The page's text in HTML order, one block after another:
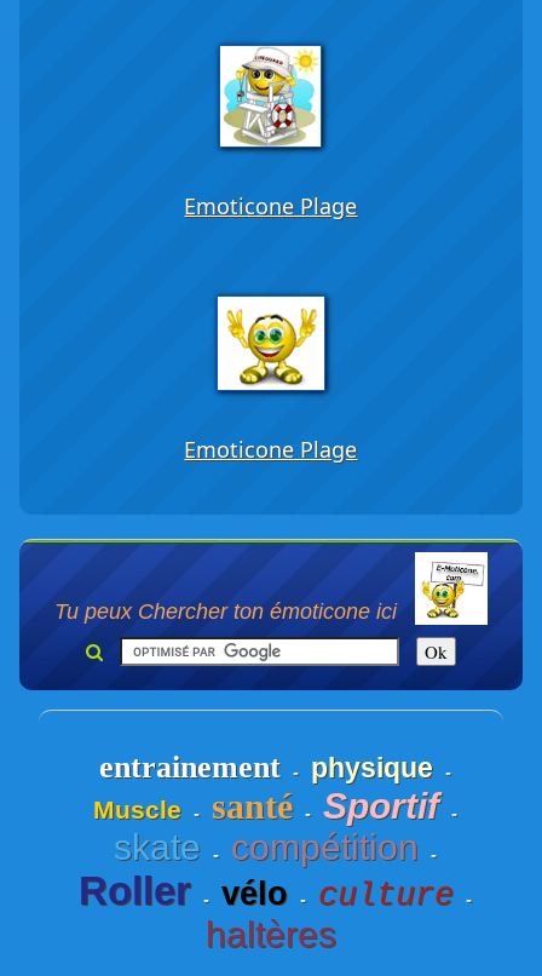
Emoticone Plage
Emoticone Plage
Tu peux Chercher ton émoticone ici
entrainement - physique -
Muscle - santé - Sportif -
skate - compétition -
Roller - vélo - culture -
haltères